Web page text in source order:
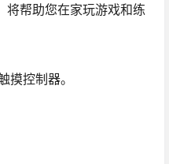
将帮助您在家玩游戏和练
摸控制器。